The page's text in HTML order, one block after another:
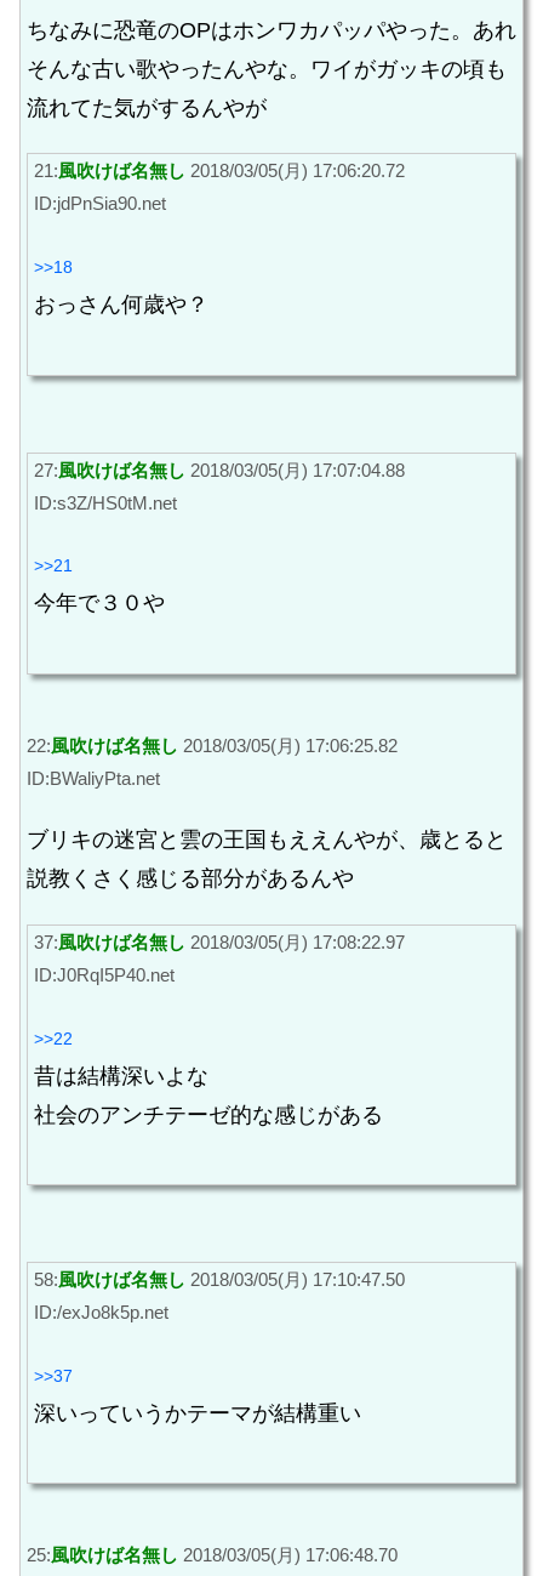
ちなみに恐竜のOPはホンワカパッパやった。あれ
そんな古い歌やったんやな。ワイがガッキの頃も
流れてた気がするんやが
21:風吹けば名無し 2018/03/05(月) 17:06:20.72
ID:jdPnSia90.net
>>18
おっさん何歳や？
27:風吹けば名無し 2018/03/05(月) 17:07:04.88
ID:s3Z/HS0tM.net
>>21
今年で３０や
22:風吹けば名無し 2018/03/05(月) 17:06:25.82
ID:BWaliyPta.net
ブリキの迷宮と雲の王国もええんやが、歳とると
説教くさく感じる部分があるんや
37:風吹けば名無し 2018/03/05(月) 17:08:22.97
ID:J0RqI5P40.net
>>22
昔は結構深いよな
社会のアンチテーゼ的な感じがある
58:風吹けば名無し 2018/03/05(月) 17:10:47.50
ID:/exJo8k5p.net
>>37
深いっていうかテーマが結構重い
25:風吹けば名無し 2018/03/05(月) 17:06:48.70